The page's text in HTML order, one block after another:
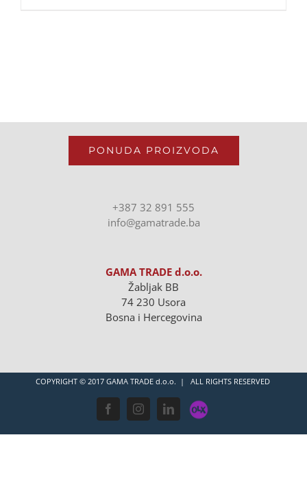
PONUDA PROIZVODA
+387 32 891 555
info@gamatrade.ba
GAMA TRADE d.o.o.
Žabljak BB
74 230 Usora
Bosna i Hercegovina
COPYRIGHT © 2017 GAMA TRADE d.o.o. | ALL RIGHTS RESERVED
FacebookInstagramLinkedIn
OLX